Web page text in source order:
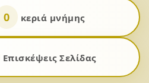
0 κεριά μνήμης
Επισκέψεις Σελίδας